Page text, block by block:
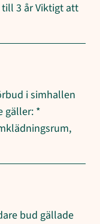
3 år Viktigt att
i simhallen
gäller: *
bud gällade